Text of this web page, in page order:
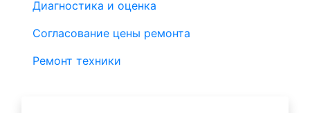
Диагностика и оценка
Согласование цены ремонта
Ремонт техники